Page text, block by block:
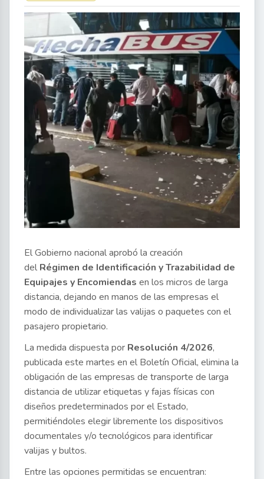
El Gobierno nacional aprobó la creación
del Régimen de Identificación y Trazabilidad de
Equipajes y Encomiendas en los micros de larga
distancia, dejando en manos de las empresas el
modo de individualizar las valijas o paquetes con el
pasajero propietario.
La medida dispuesta por Resolución 4/2026,
publicada este martes en el Boletín Oficial, elimina la
obligación de las empresas de transporte de larga
distancia de utilizar etiquetas y fajas físicas con
diseños predeterminados por el Estado,
permitiéndoles elegir libremente los dispositivos
documentales y/o tecnológicos para identificar
valijas y bultos.
Entre las opciones permitidas se encuentran: